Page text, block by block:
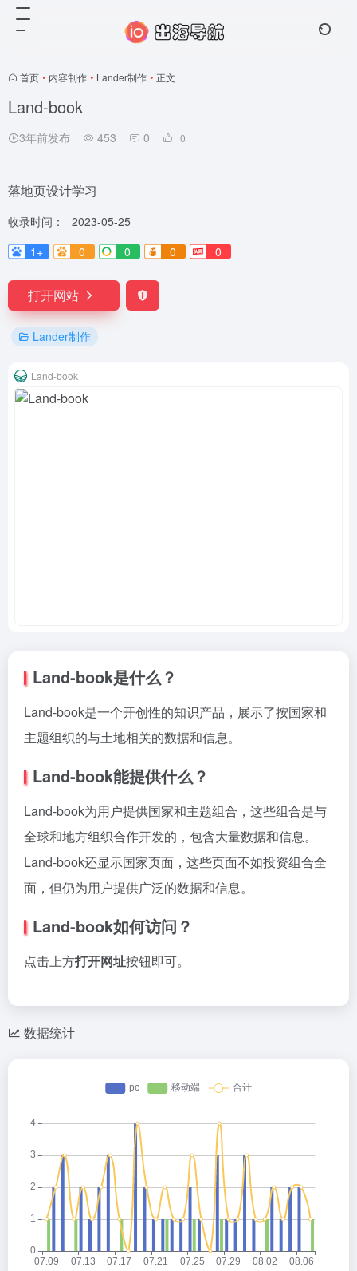
首页 • 内容制作 • Lander制作 • 正文
Land-book
3年前发布 453 0 0
落地页设计学习
收录时间：
2023-05-25
1+
0 0 0 0
打开网站
Lander制作
Land-book
Land-book是什么？
Land-book是一个开创性的知识产品，展示了按国家和
主题组织的与土地相关的数据和信息。
Land-book能提供什么？
Land-book为用户提供国家和主题组合，这些组合是与
全球和地方组织合作开发的，包含大量数据和信息。
Land-book还显示国家页面，这些页面不如投资组合全
面，但仍为用户提供广泛的数据和信息。
Land-book如何访问？
点击上方打开网址按钮即可。
数据统计